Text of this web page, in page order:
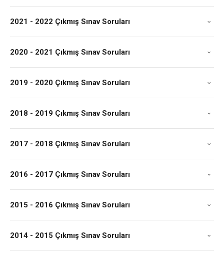
2021 - 2022 Çıkmış Sınav Soruları
2020 - 2021 Çıkmış Sınav Soruları
2019 - 2020 Çıkmış Sınav Soruları
2018 - 2019 Çıkmış Sınav Soruları
2017 - 2018 Çıkmış Sınav Soruları
2016 - 2017 Çıkmış Sınav Soruları
2015 - 2016 Çıkmış Sınav Soruları
2014 - 2015 Çıkmış Sınav Soruları